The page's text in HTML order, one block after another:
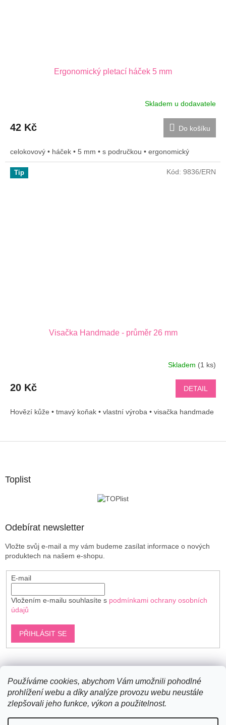
Používáme cookies, abychom Vám umožnili pohodlné
prohlížení webu a díky analýze provozu webu neustále
zlepšovali jeho funkce, výkon a použitelnost.
Ergonomický pletací háček 5 mm
Skladem u dodavatele
42 Kč Do košíku
celokovový • háček • 5 mm • s područkou • ergonomický
Tip
Visačka Handmade - průměr 26 mm
Skladem (1 ks)
20 Kč DETAIL
Hovězí kůže • tmavý koňak • vlastní výroba • visačka handmade
Kód: 9836/ERN
Toplist
Odebírat newsletter
Vložte svůj e-mail a my vám budeme zasílat informace o nových
produktech na našem e-shopu.
E-mail
Vložením e-mailu souhlasíte s podmínkami ochrany osobních
údajů
PŘIHLÁSIT SE